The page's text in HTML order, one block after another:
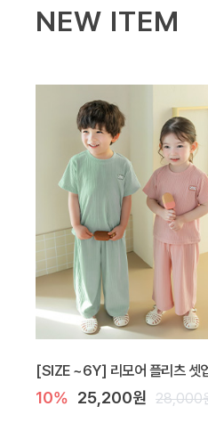
NEW ITEM
[SIZE ~6Y] 리모어 플리츠 셋
10% 25,200원 28,000